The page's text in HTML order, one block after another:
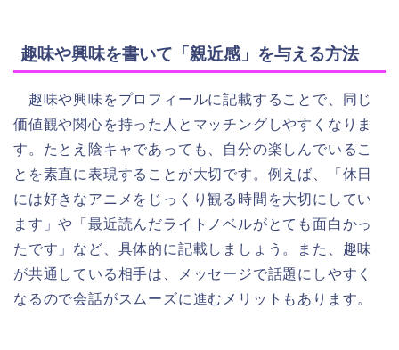
趣味や興味を書いて「親近感」を与える方法
趣味や興味をプロフィールに記載することで、同じ
価値観や関心を持った人とマッチングしやすくなりま
す。たとえ陰キャであっても、自分の楽しんでいるこ
とを素直に表現することが大切です。例えば、「休日
には好きなアニメをじっくり観る時間を大切にしてい
ます」や「最近読んだライトノベルがとても面白かっ
たです」など、具体的に記載しましょう。また、趣味
が共通している相手は、メッセージで話題にしやすく
なるので会話がスムーズに進むメリットもあります。